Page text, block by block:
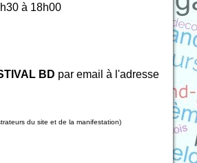
à 18h00
BD par email à l'adresse
du site et de la manifestation)